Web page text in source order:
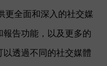
更全面和深入的社交媒
告功能，以及更多的
透過不同的社交媒體